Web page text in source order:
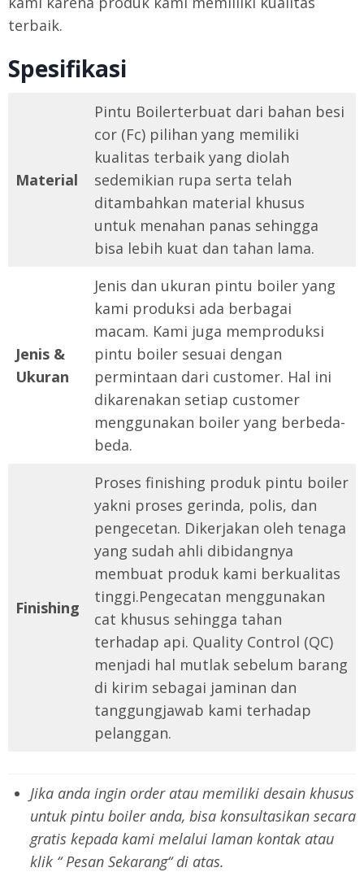
terbaik.
Spesifikasi
Material
Pintu Boilerterbuat dari bahan besi
cor (Fc) pilihan yang memiliki
kualitas terbaik yang diolah
sedemikian rupa serta telah
ditambahkan material khusus
untuk menahan panas sehingga
bisa lebih kuat dan tahan lama.
Jenis &
Ukuran
Jenis dan ukuran pintu boiler yang
kami produksi ada berbagai
macam. Kami juga memproduksi
pintu boiler sesuai dengan
permintaan dari customer. Hal ini
dikarenakan setiap customer
menggunakan boiler yang berbeda-
beda.
Finishing
Proses finishing produk pintu boiler
yakni proses gerinda, polis, dan
pengecetan. Dikerjakan oleh tenaga
yang sudah ahli dibidangnya
membuat produk kami berkualitas
tinggi.Pengecatan menggunakan
cat khusus sehingga tahan
terhadap api. Quality Control (QC)
menjadi hal mutlak sebelum barang
di kirim sebagai jaminan dan
tanggungjawab kami terhadap
pelanggan.
Jika anda ingin order atau memiliki desain khusus
untuk pintu boiler anda, bisa konsultasikan secara
gratis kepada kami melalui laman kontak atau
klik “ Pesan Sekarang“ di atas.